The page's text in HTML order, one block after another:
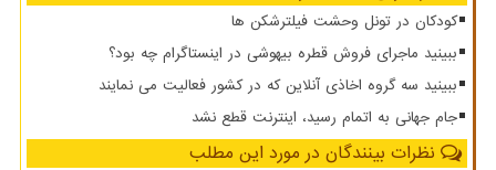
کودکان در تونل وحشت فیلترشکن ها
ببینید ماجرای فروش قطره بیهوشی در اینستاگرام چه بود؟
ببینید سه گروه اخاذی آنلاین که در کشور فعالیت می نمایند
️جام جهانی به اتمام رسید، اینترنت قطع نشد
نظرات بینندگان در مورد این مطلب